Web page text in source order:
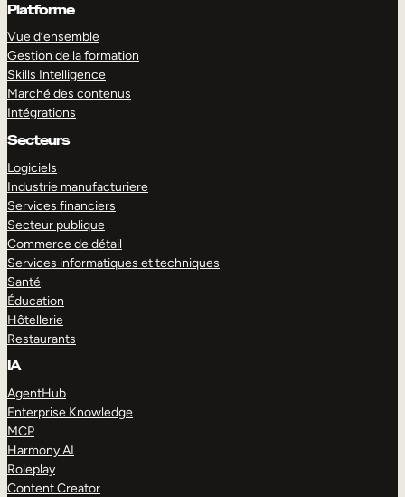
Platforme
Vue d’ensemble
Gestion de la formation
Skills Intelligence
Marché des contenus
Intégrations
Secteurs
Logiciels
Industrie manufacturiere
Services financiers
Secteur publique
Commerce de détail
Services informatiques et techniques
Santé
Éducation
Hôtellerie
Restaurants
IA
AgentHub
Enterprise Knowledge
MCP
Harmony AI
Roleplay
Content Creator